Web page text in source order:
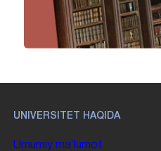
UNIVERSITET HAQIDA
Umumiy maʼlumot